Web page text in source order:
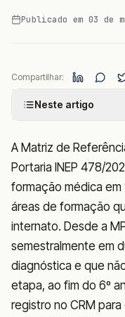
Publicado em 03 de
Compartilhar:
Neste artigo
A Matriz de
Portaria INEP 478/
formação médica em
áreas de formação
internato. Desde a
semestralmente em
diagnóstica e que
etapa, ao fim do 6º
registro no CRM